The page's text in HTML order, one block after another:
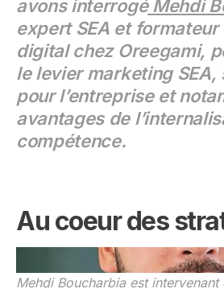
avons interrogéMehdi
expert SEA et
digital chez Oreegami,
le levier marketing
pour l’entreprise et
avantages de
compétence.
Au coeur des
Mehdi Boucharbia est